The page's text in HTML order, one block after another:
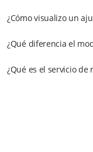
¿Cómo visualizo un
¿Qué diferencia el
¿Qué es el servicio de